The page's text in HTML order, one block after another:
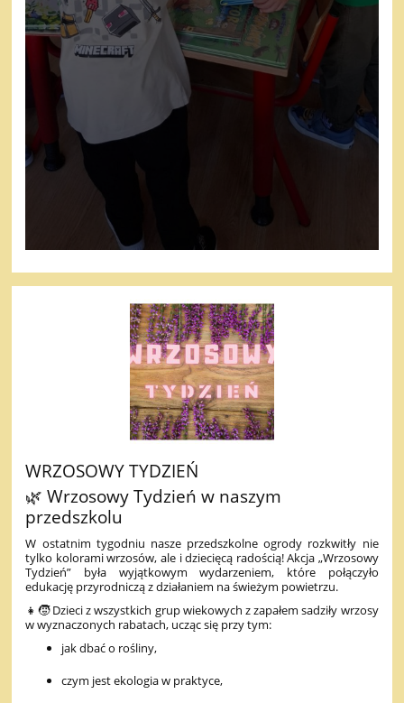
WRZOSOWY TYDZIEŃ
🌿 Wrzosowy Tydzień w naszym
przedszkolu
W ostatnim tygodniu nasze przedszkolne ogrody rozkwitły nie
tylko kolorami wrzosów, ale i dziecięcą radością! Akcja „Wrzosowy
Tydzień” była wyjątkowym wydarzeniem, które połączyło
edukację przyrodniczą z działaniem na świeżym powietrzu.
👧🧒 Dzieci z wszystkich grup wiekowych z zapałem sadziły wrzosy
w wyznaczonych rabatach, ucząc się przy tym:
jak dbać o rośliny,
czym jest ekologia w praktyce,